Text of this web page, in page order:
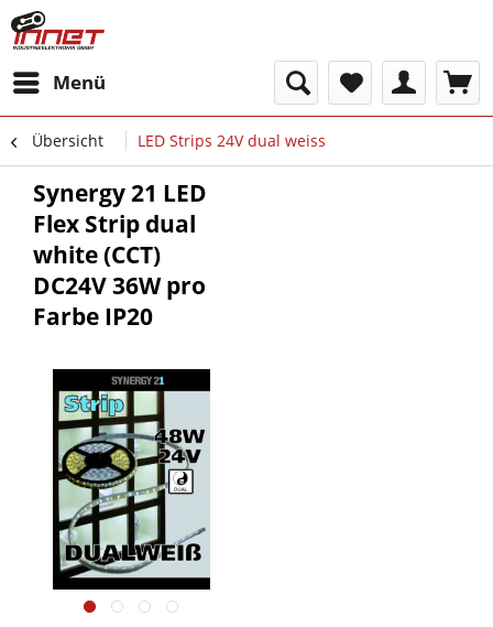
Menü
Übersicht LED Strips 24V dual weiss
Synergy 21 LED
Flex Strip dual
white (CCT)
DC24V 36W pro
Farbe IP20